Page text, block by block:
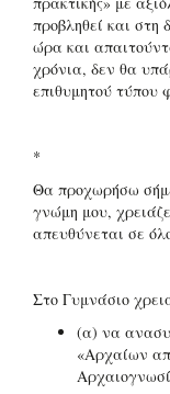
προβληθεί και στη
ώρα και
χρόνια, δεν θα
επιθυμητού τύπου
*
Θα προχωρήσω
γνώμη μου,
απευθύνεται σε
Στο Γυμνάσιο
(α) να
«Αρχαίων